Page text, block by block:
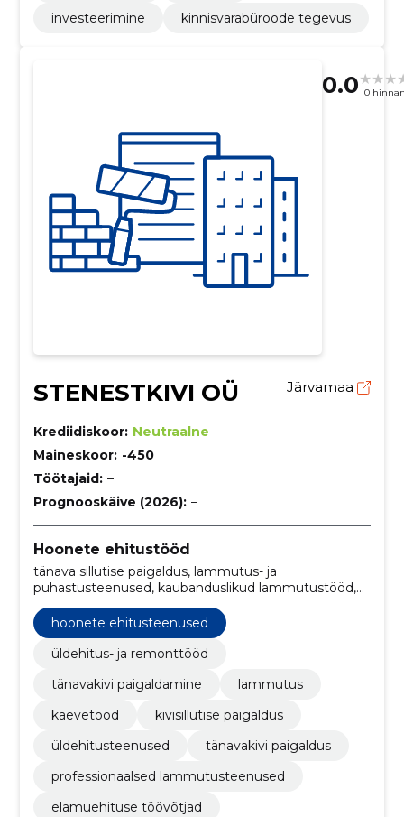
investeerimine
kinnisvarabüroode tegevus
0.0 0
STENESTKIVI OÜ Järvamaa
Krediidiskoor: Neutraalne
Maineskoor: -450
Töötajaid: –
Prognooskäive (2026): –
Hoonete ehitustööd
tänava sillutise paigaldus, lammutus- ja
puhastusteenused, kaubanduslikud lammutustööd,
maatööde ja kaevetööde ettevõtjad, üldised ehitus-
ja remonditööd, lammutustööd, kaevetööd,
täppiskaevetööd, ohutu lammutamine, krundi
puhastus
hoonete ehitusteenused
üldehitus- ja remonttööd
tänavakivi paigaldamine
lammutus
kaevetööd
kivisillutise paigaldus
üldehitusteenused
tänavakivi paigaldus
professionaalsed lammutusteenused
elamuehituse töövõtjad